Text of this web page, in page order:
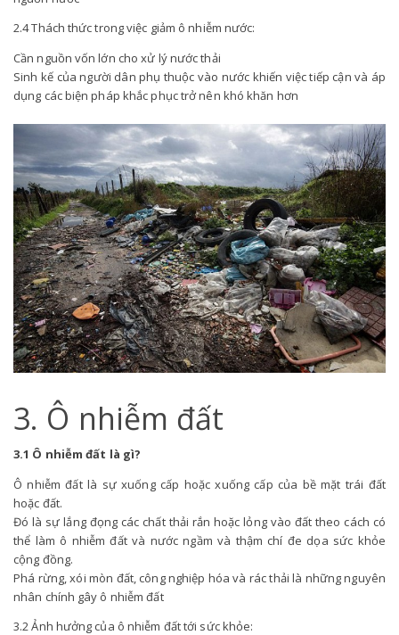
2.4 Thách thức trong việc giảm ô nhiễm nước:
Cần nguồn vốn lớn cho xử lý nước thải
Sinh kế của người dân phụ thuộc vào nước khiến việc tiếp cận và áp
dụng các biện pháp khắc phục trở nên khó khăn hơn
3. Ô nhiễm đất
3.1 Ô nhiễm đất là gì?
Ô nhiễm đất là sự xuống cấp hoặc xuống cấp của bề mặt trái đất
hoặc đất.
Đó là sự lắng đọng các chất thải rắn hoặc lỏng vào đất theo cách có
thể làm ô nhiễm đất và nước ngầm và thậm chí đe dọa sức khỏe
cộng đồng.
Phá rừng, xói mòn đất, công nghiệp hóa và rác thải là những nguyên
nhân chính gây ô nhiễm đất
3.2 Ảnh hưởng của ô nhiễm đất tới sức khỏe: